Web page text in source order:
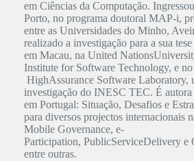
em Ciências da Computação.
Porto, no programa doutoral MAP-i,
entre as Universidades do Minho,
realizado a investigação para a sua
em Macau, na United
Institute for Software Technology, e
HighAssurance Software Laboratory,
investigação do INESC TEC. É
em Portugal: Situação, Desafios e
para diversos projectos internacionais
Mobile Governance, e-
Participation, PublicServiceDelivery e
entre outras.